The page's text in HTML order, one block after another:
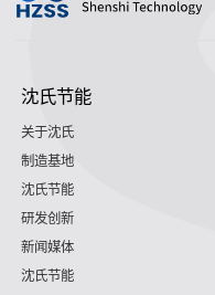
沈氏节能
关于沈氏
制造基地
沈氏节能
研发创新
新闻媒体
沈氏节能